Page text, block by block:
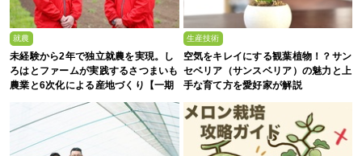
就農
未経験から2年で独立就農を実現。し
ろはとファームが実践するさつまいも
農業と6次化による産地づくり【一期
生産技術
空気をキレイにする観葉植物！？サン
セベリア（サンスベリア）の魅力と上
手な育て方を愛好家が解説